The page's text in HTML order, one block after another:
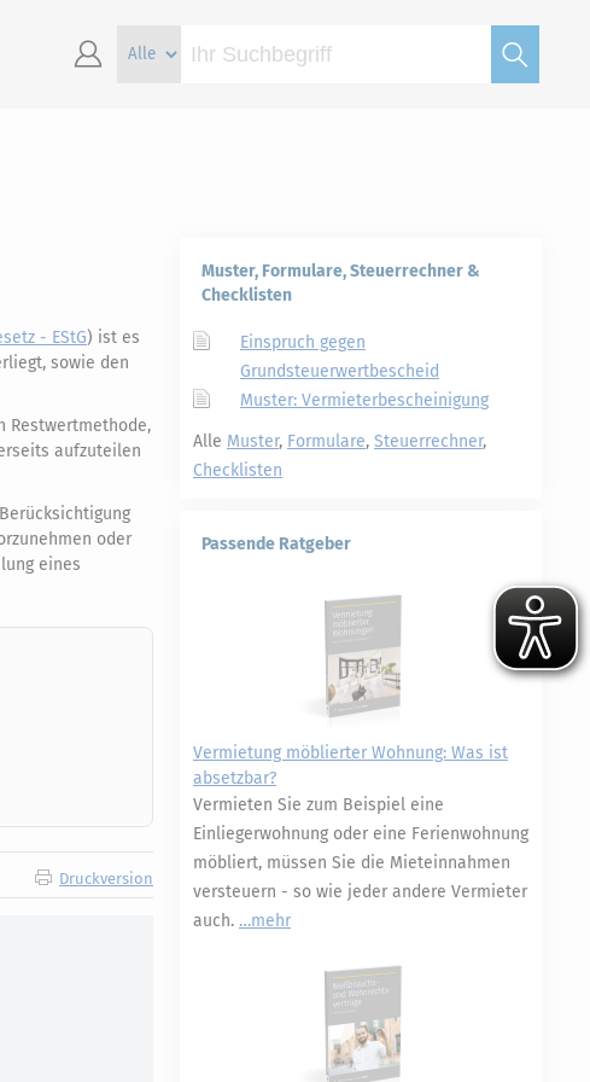
- EStG) ist es
sowie den
Restwertmethode,
aufzuteilen
oder
eines
Druckversion
Muster, Formulare, Steuerrechner &
Checklisten
Einspruch gegen
Grundsteuerwertbescheid
Muster: Vermieterbescheinigung
Alle Muster, Formulare, Steuerrechner,
Checklisten
Passende Ratgeber
Vermietung möblierter Wohnung: Was ist
absetzbar?
Vermieten Sie zum Beispiel eine
Einliegerwohnung oder eine Ferienwohnung
möbliert, müssen Sie die Mieteinnahmen
versteuern - so wie jeder andere Vermieter
auch.
mehr